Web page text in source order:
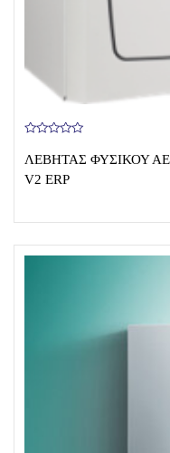
o
u
t
o
ΛΕΒΗΤΑΣ ΦΥΣΙΚΟΥ
V2 ERP